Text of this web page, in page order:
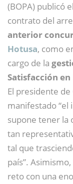
(BOPA) publicó
contrato del
anterior
Hotusa, como
cargo de la
Satisfacción en
El presidente de
manifestado “el
supone tener la
tan
tal que
país”. Asimismo,
reto con una